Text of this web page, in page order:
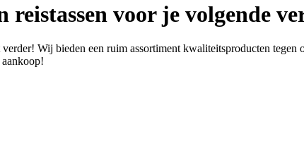
reistassen voor je volgende
Wij bieden een ruim assortiment kwaliteitsproducten